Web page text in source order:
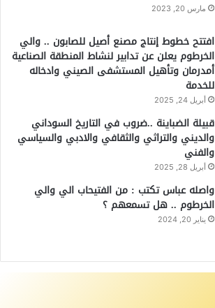
مارس 20, 2023
افتتح خطوط إنتاج مصنع أصيل للصابون .. والي
الخرطوم يعلن عن تدابير لنشاط المنطقة الصناعية
أمدرمان وتأهيل المستشفى الصيني وادخاله
للخدمة
أبريل 24, 2025
قبيلة الضباينة ..ضروب في التاريخ السوداني
والديني والتراثي والثقافي والادبي والسياسي
والفني
أبريل 28, 2025
واصله عباس تكتب : من الفتيحاب الي والي
الخرطوم .. هل تسمعهم ؟
يناير 20, 2024